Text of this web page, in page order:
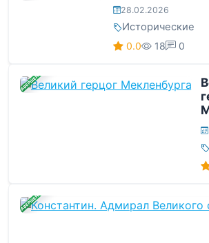
28.02.2026
Исторические
0.0 18 0
ЗАВЕРШЕНА
ЗАВЕРШЕНА